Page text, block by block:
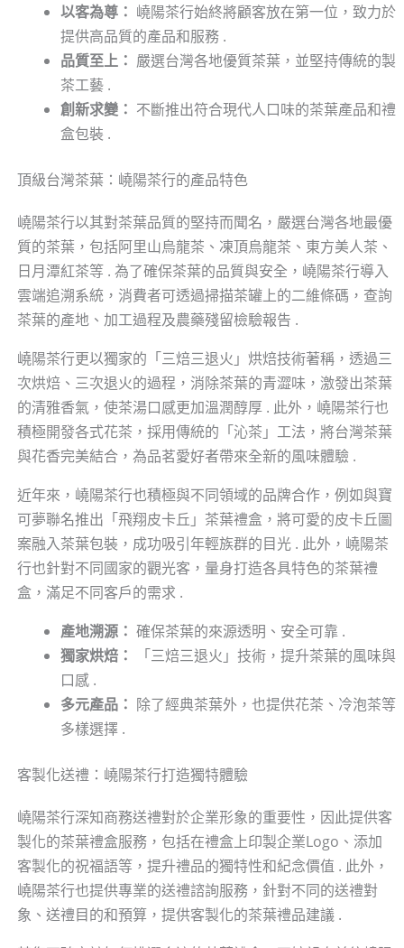
以客為尊： 嶢陽茶行始終將顧客放在第一位，致力於
提供高品質的產品和服務 .
品質至上： 嚴選台灣各地優質茶葉，並堅持傳統的製
茶工藝 .
創新求變： 不斷推出符合現代人口味的茶葉產品和禮
盒包裝 .
頂級台灣茶葉：嶢陽茶行的產品特色
嶢陽茶行以其對茶葉品質的堅持而聞名，嚴選台灣各地最優
質的茶葉，包括阿里山烏龍茶、凍頂烏龍茶、東方美人茶、
日月潭紅茶等 . 為了確保茶葉的品質與安全，嶢陽茶行導入
雲端追溯系統，消費者可透過掃描茶罐上的二維條碼，查詢
茶葉的產地、加工過程及農藥殘留檢驗報告 .
嶢陽茶行更以獨家的「三焙三退火」烘焙技術著稱，透過三
次烘焙、三次退火的過程，消除茶葉的青澀味，激發出茶葉
的清雅香氣，使茶湯口感更加溫潤醇厚 . 此外，嶢陽茶行也
積極開發各式花茶，採用傳統的「沁茶」工法，將台灣茶葉
與花香完美結合，為品茗愛好者帶來全新的風味體驗 .
近年來，嶢陽茶行也積極與不同領域的品牌合作，例如與寶
可夢聯名推出「飛翔皮卡丘」茶葉禮盒，將可愛的皮卡丘圖
案融入茶葉包裝，成功吸引年輕族群的目光 . 此外，嶢陽茶
行也針對不同國家的觀光客，量身打造各具特色的茶葉禮
盒，滿足不同客戶的需求 .
產地溯源： 確保茶葉的來源透明、安全可靠 .
獨家烘焙：
「三焙三退火」技術，提升茶葉的風味與
口感 .
多元產品： 除了經典茶葉外，也提供花茶、冷泡茶等
多樣選擇 .
客製化送禮：嶢陽茶行打造獨特體驗
嶢陽茶行深知商務送禮對於企業形象的重要性，因此提供客
製化的茶葉禮盒服務，包括在禮盒上印製企業Logo、添加
客製化的祝福語等，提升禮品的獨特性和紀念價值 . 此外，
嶢陽茶行也提供專業的送禮諮詢服務，針對不同的送禮對
象、送禮目的和預算，提供客製化的茶葉禮品建議 .